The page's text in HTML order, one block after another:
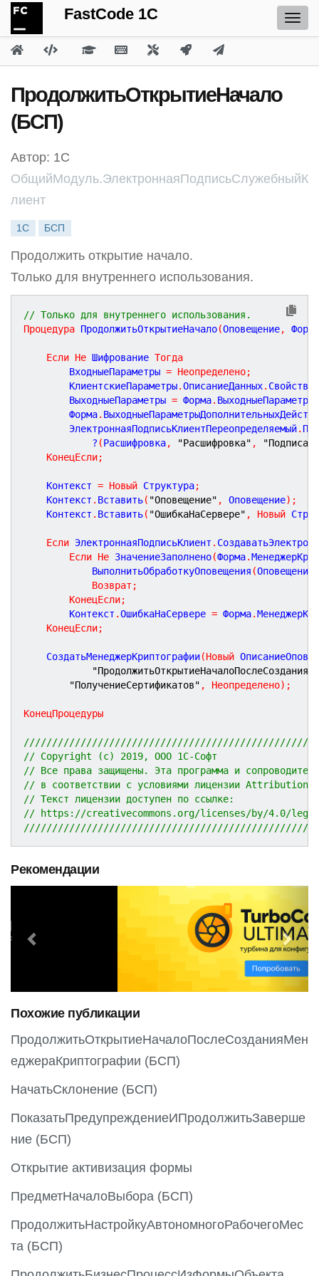
FastCode 1C
ПродолжитьОткрытиеНачало
(БСП)
Автор: 1С
ОбщийМодуль.ЭлектроннаяПодписьСлужебныйК
лиент
1С БСП
Продолжить открытие начало.
Только для внутреннего использования.
// Только для внутреннего использования.
Процедура ПродолжитьОткрытиеНачало(Оповещение, Форма
Если Не Шифрование Тогда
		ВходныеПараметры
= Неопределено;
		КлиентскиеПараметры
.ОписаниеДанных. Свойство
		ВыходныеПараметры
= Форма.
		Форма
.
		ЭлектроннаяПодписьКлиентПереопределяемый
.
			?
(Расшифровка, "Расшифровка" ,
КонецЕсли;
	Контекст
= Новый Структура;
	Контекст
. Вставить( "Оповещение" , Оповещение) ;
	Контекст
. Вставить( "ОшибкаНаСервере" , Новый
Если ЭлектроннаяПодписьКлиент .
Если Не ЗначениеЗаполнено(Форма.
			ВыполнитьОбработкуОповещения
(Оповещение
Возврат ;
КонецЕсли;
		Контекст
.ОшибкаНаСервере = Форма.
КонецЕсли;
	СоздатьМенеджерКриптографии
(Новый
"ПолучениеСертификатов" , Неопределено) ;
КонецПроцедуры
// Copyright (c) 2019, ООО 1С-Софт
// Все права защищены. Эта программа и
// в соответствии с условиями лицензии
// Текст лицензии доступен по ссылке:
// https://creativecommons.org/licenses/by/4.0/
Рекомендации
e
o
u
s
e
x
t
Похожие публикации
ПродолжитьОткрытиеНачалоПослеСозданияМен
еджераКриптографии (БСП)
НачатьСклонение (БСП)
ПоказатьПредупреждениеИПродолжитьЗаверше
ние (БСП)
Открытие активизация формы
ПредметНачалоВыбора (БСП)
ПродолжитьНастройкуАвтономногоРабочегоМес
та (БСП)